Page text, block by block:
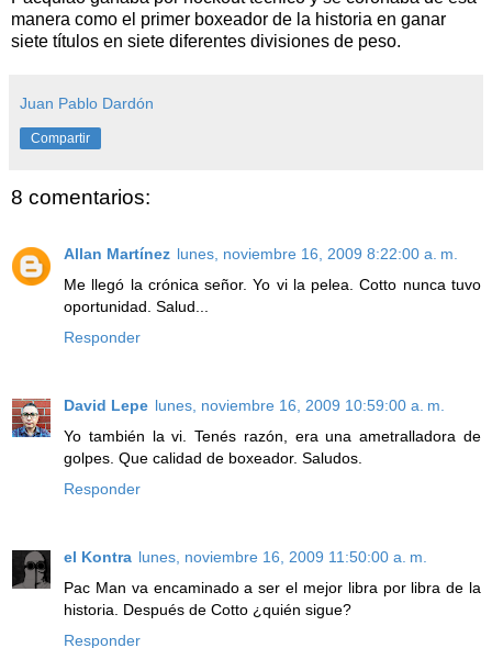
manera como el primer boxeador de la historia en ganar
siete títulos en siete diferentes divisiones de peso.
Juan Pablo Dardón
Compartir
8 comentarios:
Allan Martínez lunes, noviembre 16, 2009 8:22:00 a. m.
Me llegó la crónica señor. Yo vi la pelea. Cotto nunca tuvo
oportunidad. Salud...
Responder
David Lepe lunes, noviembre 16, 2009 10:59:00 a. m.
Yo también la vi. Tenés razón, era una ametralladora de
golpes. Que calidad de boxeador. Saludos.
Responder
el Kontra lunes, noviembre 16, 2009 11:50:00 a. m.
Pac Man va encaminado a ser el mejor libra por libra de la
historia. Después de Cotto ¿quién sigue?
Responder